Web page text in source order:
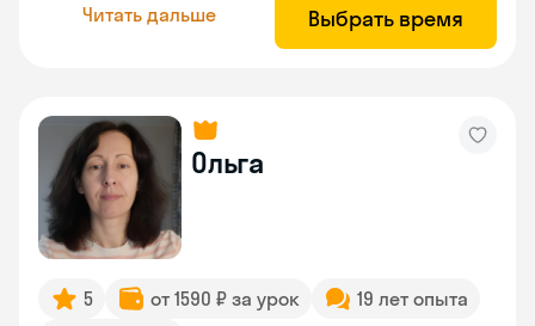
Читать дальше Выбрать время
Ольга
5 от 1590 ₽ за урок
19 лет опыта